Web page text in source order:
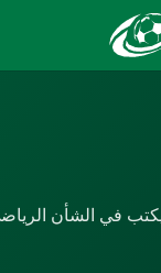
في الشأن